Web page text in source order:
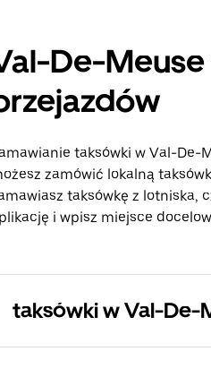
De-
taksówki w Val-De-
zamówić lokalną
taksówkę z lotniska,
i wpisz miejsce
taksówki w Val-De-